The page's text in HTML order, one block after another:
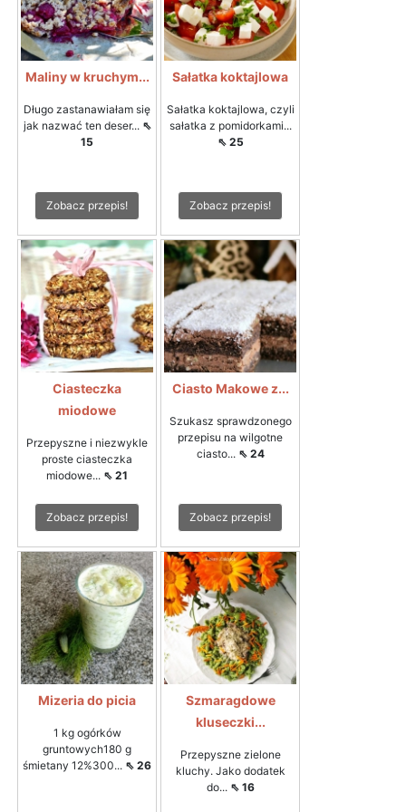
Maliny w kruchym...
Długo zastanawiałam się
jak nazwać ten deser... ⇖
15
Zobacz przepis!
Sałatka koktajlowa
Sałatka koktajlowa, czyli
sałatka z pomidorkami...
⇖ 25
Zobacz przepis!
Ciasteczka
miodowe
Przepyszne i niezwykle
proste ciasteczka
miodowe... ⇖ 21
Zobacz przepis!
Ciasto Makowe z...
Szukasz sprawdzonego
przepisu na wilgotne
ciasto... ⇖ 24
Zobacz przepis!
Mizeria do picia
1 kg ogórków
gruntowych180 g
śmietany 12%300... ⇖ 26
Szmaragdowe
kluseczki...
Przepyszne zielone
kluchy. Jako dodatek
do... ⇖ 16